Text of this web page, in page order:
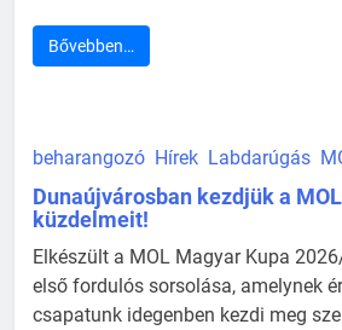
Bővebben…
beharangozó Hírek Labdarúgás
Dunaújvárosban kezdjük a
küzdelmeit!
Elkészült a MOL Magyar Kupa
első fordulós sorsolása, amelynek
csapatunk idegenben kezdi meg